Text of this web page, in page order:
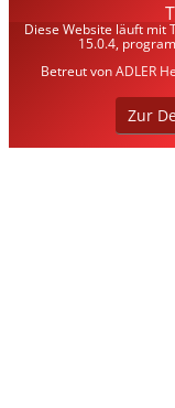
Diese Website läuft mit
15.0.4,
Betreut vonADLER
Zur